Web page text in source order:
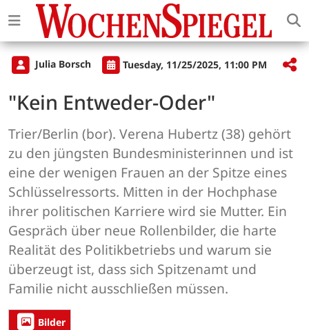
Julia Borsch Tuesday, 11/25/2025, 11:00 PM
"Kein Entweder-Oder"
Trier/Berlin (bor). Verena Hubertz (38) gehört
zu den jüngsten Bundesministerinnen und ist
eine der wenigen Frauen an der Spitze eines
Schlüsselressorts. Mitten in der Hochphase
ihrer politischen Karriere wird sie Mutter. Ein
Gespräch über neue Rollenbilder, die harte
Realität des Politikbetriebs und warum sie
überzeugt ist, dass sich Spitzenamt und
Familie nicht ausschließen müssen.
Bilder